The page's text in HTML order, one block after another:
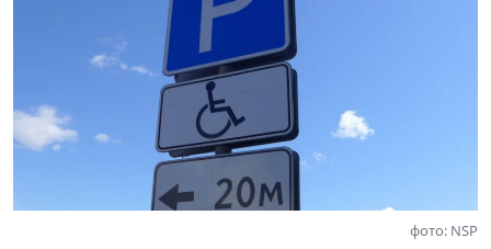
фото: NSP